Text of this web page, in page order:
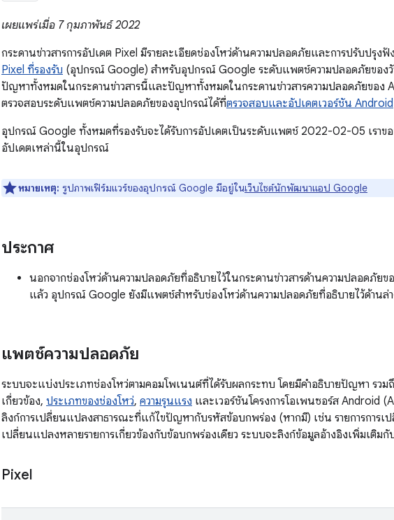
เผยแพร่เมื่อ 7 กุมภาพันธ์ 2022
กระดานข่าวสารการอัปเดต Pixel มีรายละเอียดช่องโหว่ด้านความปลอดภัยและการปรับปรุง
Pixel ที่รองรับ (อุปกรณ์ Google) สำหรับอุปกรณ์ Google ระดับแพตช์ความปลอดภัยขอ
ปัญหาทั้งหมดในกระดานข่าวสารนี้และปัญหาทั้งหมดในกระดานข่าวสารความปลอดภัยของ
ตรวจสอบระดับแพตช์ความปลอดภัยของอุปกรณ์ได้ที่ตรวจสอบและอัปเดตเวอร์ชัน Android
อุปกรณ์ Google ทั้งหมดที่รองรับจะได้รับการอัปเดตเป็นระดับแพตช์ 2022-02-05 เราข
อัปเดตเหล่านี้ในอุปกรณ์
หมายเหตุ: รูปภาพเฟิร์มแวร์ของอุปกรณ์ Google มีอยู่ในเว็บไซต์นักพัฒนาแอป Google
ประกาศ
นอกจากช่องโหว่ด้านความปลอดภัยที่อธิบายไว้ในกระดานข่าวสารด้านความปลอดภั
แล้ว อุปกรณ์ Google ยังมีแพตช์สำหรับช่องโหว่ด้านความปลอดภัยที่อธิบายไว้ด้านล่า
แพตช์ความปลอดภัย
ระบบจะแบ่งประเภทช่องโหว่ตามคอมโพเนนต์ที่ได้รับผลกระทบ โดยมีคำอธิบายปัญหา รวม
เกี่ยวข้อง, ประเภทของช่องโหว่, ความรุนแรง และเวอร์ชันโครงการโอเพนซอร์ส Android
ลิงก์การเปลี่ยนแปลงสาธารณะที่แก้ไขปัญหากับรหัสข้อบกพร่อง (หากมี) เช่น รายการการเ
เปลี่ยนแปลงหลายรายการเกี่ยวข้องกับข้อบกพร่องเดียว ระบบจะลิงก์ข้อมูลอ้างอิงเพิ่มเติม
Pixel